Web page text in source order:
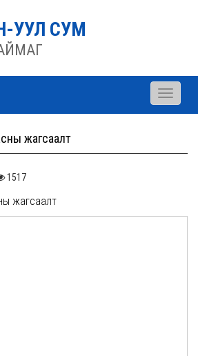
УУЛ СУМ
АЙМАГ
Toggle
жагсаалт
1517
жагсаалт